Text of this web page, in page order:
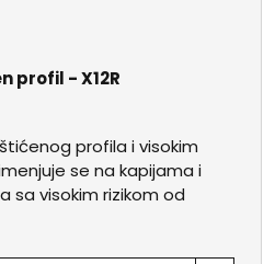
profil - X12R
profila i visokim
se na kapijama i
sa visokim rizikom od